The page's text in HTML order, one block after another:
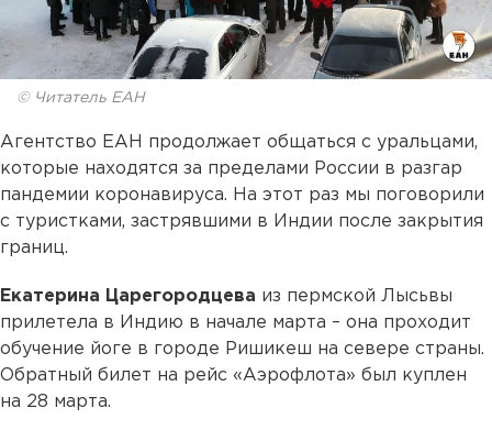
© Читатель ЕАН
Агентство ЕАН продолжает общаться с уральцами,
которые находятся за пределами России в разгар
пандемии коронавируса. На этот раз мы поговорили
с туристками, застрявшими в Индии после закрытия
границ.
Екатерина Царегородцева из пермской Лысьвы
прилетела в Индию в начале марта – она проходит
обучение йоге в городе Ришикеш на севере страны.
Обратный билет на рейс «Аэрофлота» был куплен
на 28 марта.